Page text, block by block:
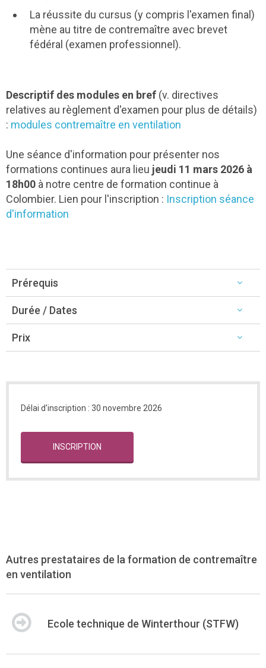
La réussite du cursus (y compris l'examen final)
mène au titre de contremaître avec brevet
fédéral (examen professionnel).
Descriptif des modules en bref (v. directives
relatives au règlement d'examen pour plus de détails)
: modules contremaître en ventilation
Une séance d'information pour présenter nos
formations continues aura lieu jeudi 11 mars 2026 à
18h00 à notre centre de formation continue à
Colombier. Lien pour l'inscription : Inscription séance
d'information
Prérequis
Durée / Dates
Prix
Délai d'inscription : 30 novembre 2026
INSCRIPTION
Autres prestataires de la formation de contremaître
en ventilation
Ecole technique de Winterthour (STFW)